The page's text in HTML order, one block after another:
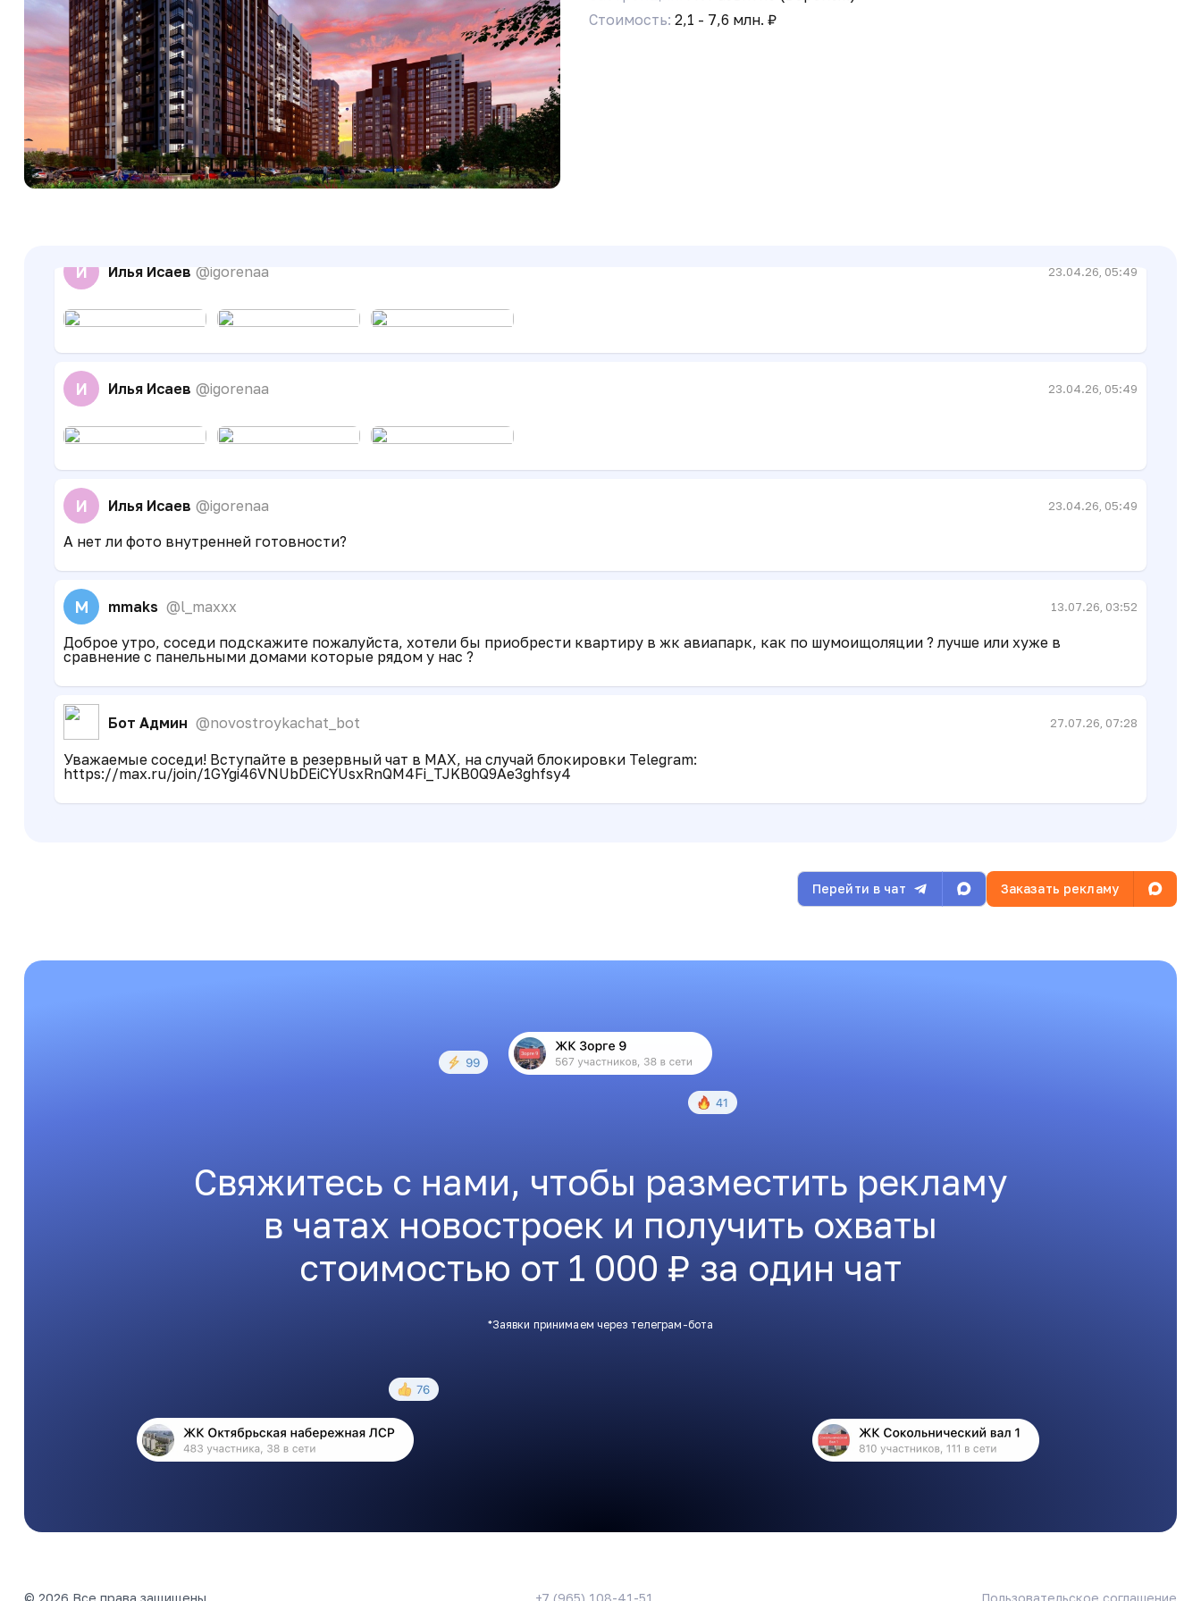
Стоимость: 2,1 - 7,6 млн. ₽
Бот Админ @novostroykachat_bot 27.07.26, 07:28
Уважаемые соседи! Вступайте в резервный чат в MAX, на случай блокировки Telegram:
https://max.ru/join/1GYgi46VNUbDEiCYUsxRnQM4Fi_TJKB0Q9Ae3ghfsy4
M mmaks @l_maxxx 13.07.26, 03:52
Доброе утро, соседи подскажите пожалуйста, хотели бы приобрести квартиру в жк авиапарк, как по шумоищоляции ? лучше или хуже в
сравнение с панельными домами которые рядом у нас ?
И Илья Исаев @igorenaa 23.04.26, 05:49
А нет ли фото внутренней готовности?
И Илья Исаев @igorenaa 23.04.26, 05:49
И Илья Исаев @igorenaa 23.04.26, 05:49
Бот Админ @novostroykachat_bot
Уважаемые соседи! Вступайте в резервный чат в MAX, на случай блокировки Telegram:
З Зарина
Идет верно, но больно уж медленно все движется
Заказать рекламу
Перейти в чат
Свяжитесь с нами, чтобы разместить рекламу
в чатах новостроек и получить охваты
стоимостью от 1 000 ₽ за один чат
*Заявки принимаем через телеграм-бота
© 2026 Все права защищены +7 (965) 108-41-51 Пользовательское соглашение